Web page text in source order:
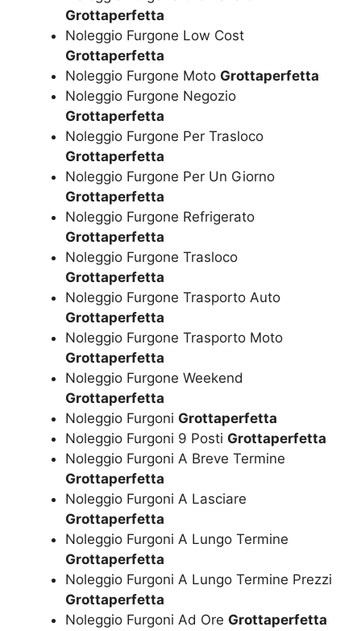
Grottaperfetta
Noleggio Furgone Low Cost
Grottaperfetta
Noleggio Furgone Moto Grottaperfetta
Noleggio Furgone Negozio
Grottaperfetta
Noleggio Furgone Per Trasloco
Grottaperfetta
Noleggio Furgone Per Un Giorno
Grottaperfetta
Noleggio Furgone Refrigerato
Grottaperfetta
Noleggio Furgone Trasloco
Grottaperfetta
Noleggio Furgone Trasporto Auto
Grottaperfetta
Noleggio Furgone Trasporto Moto
Grottaperfetta
Noleggio Furgone Weekend
Grottaperfetta
Noleggio Furgoni Grottaperfetta
Noleggio Furgoni 9 Posti Grottaperfetta
Noleggio Furgoni A Breve Termine
Grottaperfetta
Noleggio Furgoni A Lasciare
Grottaperfetta
Noleggio Furgoni A Lungo Termine
Grottaperfetta
Noleggio Furgoni A Lungo Termine Prezzi
Grottaperfetta
Noleggio Furgoni Ad Ore Grottaperfetta